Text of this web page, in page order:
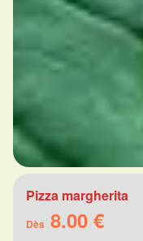
Pizza margherita
Dès 8.00 €